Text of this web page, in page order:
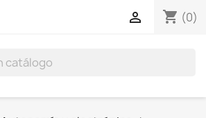
shopping_cart (0)
